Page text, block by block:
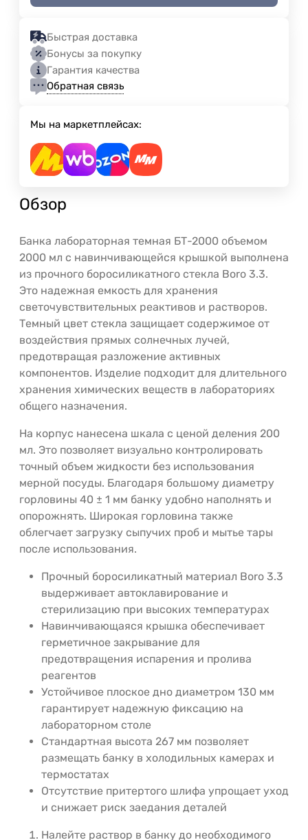
Быстрая доставка
Бонусы за покупку
Гарантия качества
Обратная связь
Мы на маркетплейсах:
Обзор
Банка лабораторная темная БТ-2000 объемом
2000 мл с навинчивающейся крышкой выполнена
из прочного боросиликатного стекла Boro 3.3.
Это надежная емкость для хранения
светочувствительных реактивов и растворов.
Темный цвет стекла защищает содержимое от
воздействия прямых солнечных лучей,
предотвращая разложение активных
компонентов. Изделие подходит для длительного
хранения химических веществ в лабораториях
общего назначения.
На корпус нанесена шкала с ценой деления 200
мл. Это позволяет визуально контролировать
точный объем жидкости без использования
мерной посуды. Благодаря большому диаметру
горловины 40 ± 1 мм банку удобно наполнять и
опорожнять. Широкая горловина также
облегчает загрузку сыпучих проб и мытье тары
после использования.
Прочный боросиликатный материал Boro 3.3
выдерживает автоклавирование и
стерилизацию при высоких температурах
Навинчивающаяся крышка обеспечивает
герметичное закрывание для
предотвращения испарения и пролива
реагентов
Устойчивое плоское дно диаметром 130 мм
гарантирует надежную фиксацию на
лабораторном столе
Стандартная высота 267 мм позволяет
размещать банку в холодильных камерах и
термостатах
Отсутствие притертого шлифа упрощает уход
и снижает риск заедания деталей
Налейте раствор в банку до необходимого